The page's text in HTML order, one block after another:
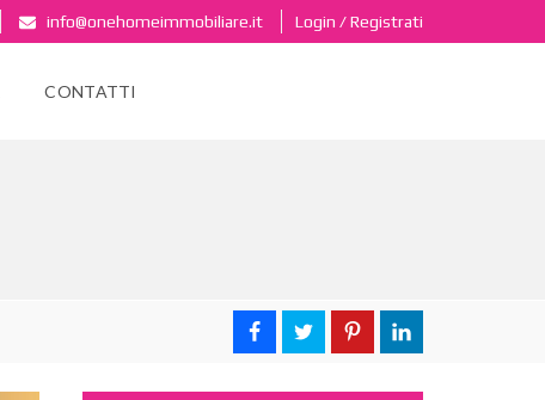
info@onehomeimmobiliare.it Login / Registrati
CONTATTI